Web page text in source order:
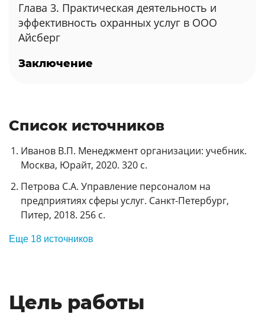
Глава 3. Практическая деятельность и
эффективность охранных услуг в ООО
Айсберг
Заключение
Список источников
Иванов В.П. Менеджмент организации: учебник.
Москва, Юрайт, 2020. 320 с.
Петрова С.А. Управление персоналом на
предприятиях сферы услуг. Санкт-Петербург,
Питер, 2018. 256 с.
Еще 18 источников
Цель работы